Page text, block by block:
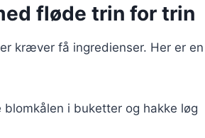
fløde trin for trin
kræver få ingredienser. Her er en
i buketter og hakke løg